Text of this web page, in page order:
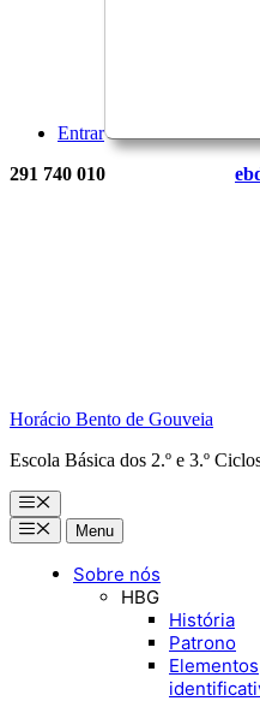
Entrar
291 740 010
Horácio Bento de Gouveia
Escola Básica dos 2.º e 3.º
Menu
MenuMenu
Sobre nós
HBG
História
Patrono
Elementos